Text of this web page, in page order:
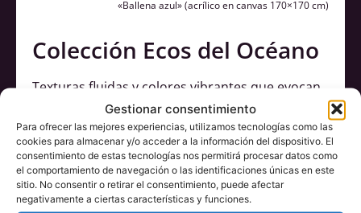
Gestionar consentimiento
Para ofrecer las mejores experiencias, utilizamos tecnologías como las
cookies para almacenar y/o acceder a la información del dispositivo. El
consentimiento de estas tecnologías nos permitirá procesar datos como
el comportamiento de navegación o las identificaciones únicas en este
sitio. No consentir o retirar el consentimiento, puede afectar
negativamente a ciertas características y funciones.
«Ballena azul»(acrílico en canvas 170×170 cm)
Colección Ecos del Océano
Texturas fluidas y colores vibrantes que evocan
la fuerza del mar y la profundidad de las
emociones humanas, creando un diálogo entre
el cosmos y el océano.
Ver la colección